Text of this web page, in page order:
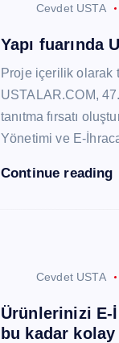
Cevdet USTA
Yapı fuarında
Proje içerilik olarak
USTALAR.COM,
tanıtma fırsatı
Yönetimi ve E-
Continue reading
Cevdet USTA
Ürünlerinizi E-
bu kadar kolay